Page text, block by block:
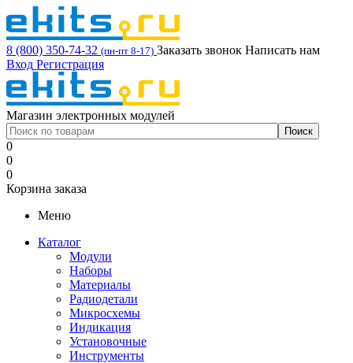
8 (800) 350-74-32 (пн-пт 8-17) Заказать звонок Написать нам
Вход Регистрация
Магазин электронных модулей
0
0
0
Корзина заказа
Меню
Каталог
Модули
Наборы
Материалы
Радиодетали
Микросхемы
Индикация
Установочные
Инструменты